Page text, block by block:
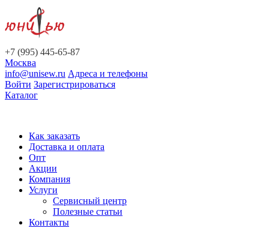
+7 (995) 445-65-87
Москва
info@unisew.ru Адреса и телефоны
Войти Зарегистрироваться
Каталог
Как заказать
Доставка и оплата
Опт
Акции
Компания
Услуги
Сервисный центр
Полезные статьи
Контакты